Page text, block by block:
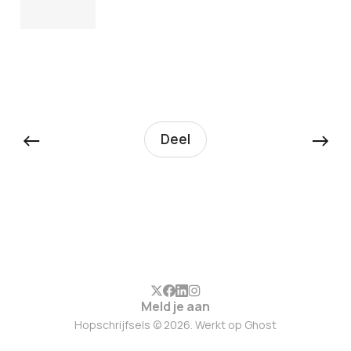
← Deel →
Meld je aan
Hopschrijfsels © 2026. Werkt op Ghost